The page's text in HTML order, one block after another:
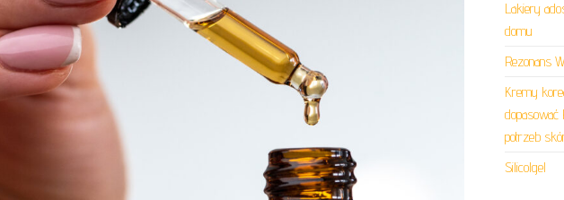
Lakiery
domu
Rezonans
Kremy
potrzeb
Silicolgel